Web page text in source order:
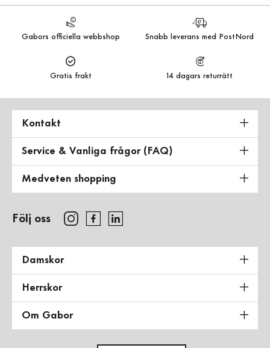
Gabors officiella webbshop Snabb leverans med PostNord
Gratis frakt 14 dagars returrätt
Kontakt
Service & Vanliga frågor (FAQ)
Medveten shopping
Följ oss
Damskor
Herrskor
Om Gabor